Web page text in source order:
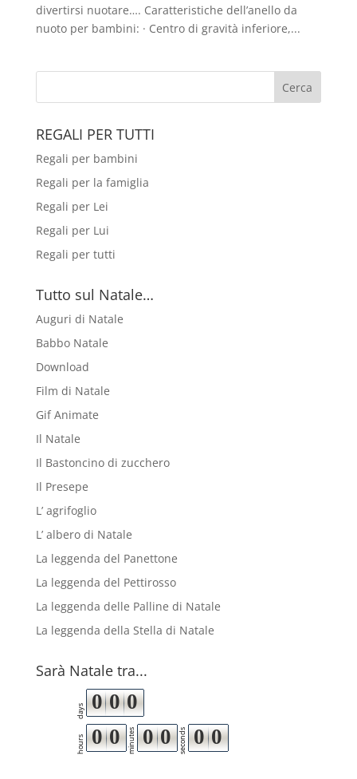
divertirsi nuotare…. Caratteristiche dell’anello da
nuoto per bambini: · Centro di gravità inferiore,...
REGALI PER TUTTI
Regali per bambini
Regali per la famiglia
Regali per Lei
Regali per Lui
Regali per tutti
Tutto sul Natale…
Auguri di Natale
Babbo Natale
Download
Film di Natale
Gif Animate
Il Natale
Il Bastoncino di zucchero
Il Presepe
L’ agrifoglio
L’ albero di Natale
La leggenda del Panettone
La leggenda del Pettirosso
La leggenda delle Palline di Natale
La leggenda della Stella di Natale
Sarà Natale tra...
days 0 0 0
hours 0 0 minutes 0 0 seconds 0 0